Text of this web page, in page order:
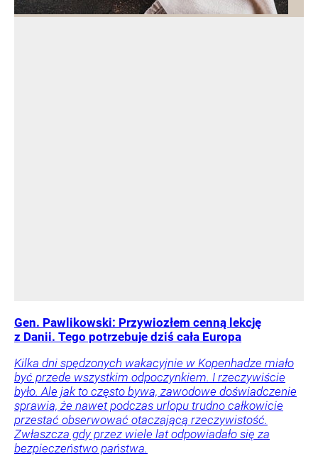
Gen. Pawlikowski: Przywiozłem cenną lekcję
z Danii. Tego potrzebuje dziś cała Europa
Kilka dni spędzonych wakacyjnie w Kopenhadze miało
być przede wszystkim odpoczynkiem. I rzeczywiście
było. Ale jak to często bywa, zawodowe doświadczenie
sprawia, że nawet podczas urlopu trudno całkowicie
przestać obserwować otaczającą rzeczywistość.
Zwłaszcza gdy przez wiele lat odpowiadało się za
bezpieczeństwo państwa.